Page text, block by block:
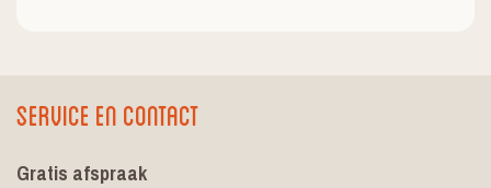
Service en contact
Gratis afspraak